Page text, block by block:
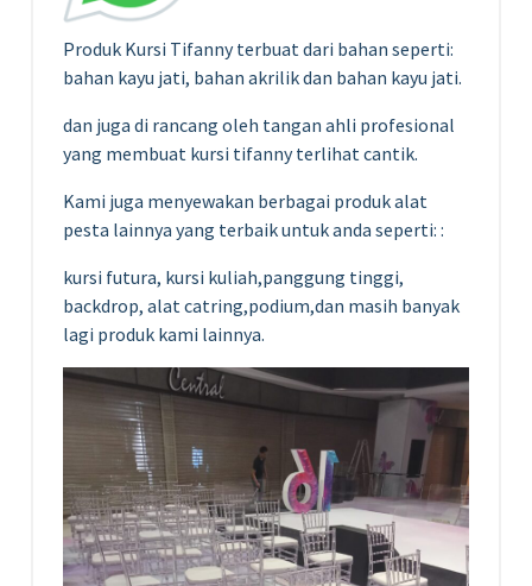
Produk Kursi Tifanny terbuat dari bahan seperti:
bahan kayu jati, bahan akrilik dan bahan kayu jati.
dan juga di rancang oleh tangan ahli profesional
yang membuat kursi tifanny terlihat cantik.
Kami juga menyewakan berbagai produk alat
pesta lainnya yang terbaik untuk anda seperti: :
kursi futura, kursi kuliah,panggung tinggi,
backdrop, alat catring,podium,dan masih banyak
lagi produk kami lainnya.